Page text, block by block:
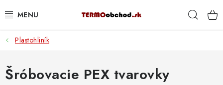
na
VYKUROVANIE
ROZVOD VODY A KÚRENIA
Plastohliník
Šróbovacie PEX tvarovky